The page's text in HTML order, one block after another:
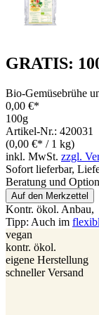
GRATIS:
Bio-Gemüsebrühe
0,00 €*
100g
Artikel-Nr.: 420031
(0,00 €* / 1 kg)
inkl. MwSt. zzgl.
Sofort lieferbar,
Beratung und
Auf den Merkzettel
Kontr. ökol. Anbau,
Tipp: Auch im
vegan
kontr. ökol.
eigene Herstellung
schneller Versand